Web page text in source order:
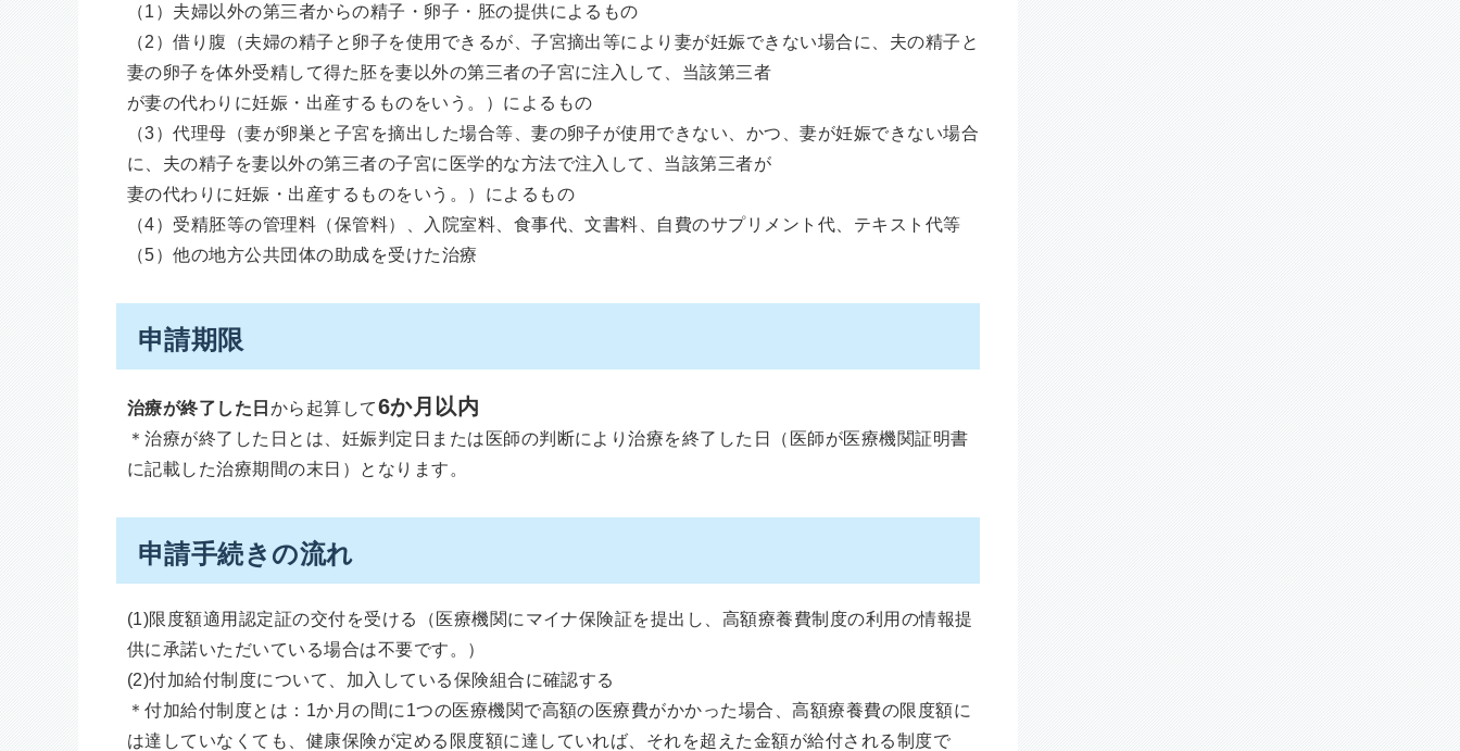
（1）夫婦以外の第三者からの精子・卵子・胚の提供によるもの
（2）借り腹（夫婦の精子と卵子を使用できるが、子宮摘出等により妻が妊娠できない場合に、夫の精子と
妻の卵子を体外受精して得た胚を妻以外の第三者の子宮に注入して、当該第三者
が妻の代わりに妊娠・出産するものをいう。）によるもの
（3）代理母（妻が卵巣と子宮を摘出した場合等、妻の卵子が使用できない、かつ、妻が妊娠できない場合
に、夫の精子を妻以外の第三者の子宮に医学的な方法で注入して、当該第三者が
妻の代わりに妊娠・出産するものをいう。）によるもの
（4）受精胚等の管理料（保管料）、入院室料、食事代、文書料、自費のサプリメント代、テキスト代等
（5）他の地方公共団体の助成を受けた治療
申請期限
治療が終了した日 から起算して6か月以内
＊治療が終了した日とは、妊娠判定日または医師の判断により治療を終了した日（医師が医療機関証明書
に記載した治療期間の末日）となります。
申請手続きの流れ
(1)限度額適用認定証の交付を受ける（医療機関にマイナ保険証を提出し、高額療養費制度の利用の情報提
供に承諾いただいている場合は不要です。）
(2)付加給付制度について、加入している保険組合に確認する
＊付加給付制度とは：1か月の間に1つの医療機関で高額の医療費がかかった場合、高額療養費の限度額に
は達していなくても、健康保険が定める限度額に達していれば、それを超えた金額が給付される制度で